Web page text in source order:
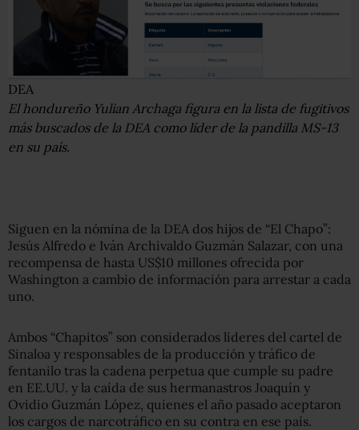
DEA
El hondureño Yulian Archaga figura en la lista de fugitivos
más buscados de la DEA como líder de la pandilla MS-13
en su país.
Siguen en la nómina de la DEA dos hijos de “El Chapo”:
Jesús Alfredo e Iván Archivaldo Guzmán Salazar, con una
recompensa de hasta US$10 millones ofrecida por
Washington a cambio de información para arrestar a cada
uno.
Ambos “Chapitos” son considerados líderes del cartel de
Sinaloa y responsables de la producción y tráfico de
fentanilo tras la cadena perpetua que cumple su padre
en EE.UU. y la caída de sus hermanastros Joaquín y
Ovidio Guzmán López, quienes el año pasado aceptaron
los cargos de narcotráfico en su contra en ese país.